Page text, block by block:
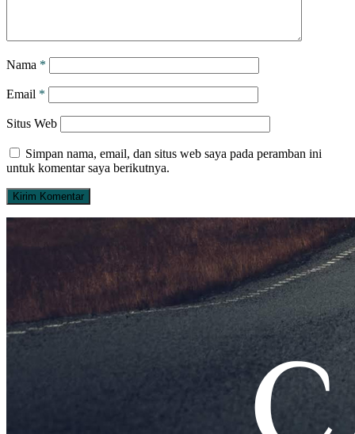
Nama *
Email *
Situs Web
Simpan nama, email, dan situs web saya pada peramban ini
untuk komentar saya berikutnya.